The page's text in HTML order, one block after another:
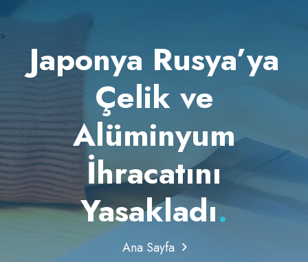
>
Japonya Rusya’ya
Çelik ve
Alüminyum
İhracatını
Yasakladı.
Ana Sayfa